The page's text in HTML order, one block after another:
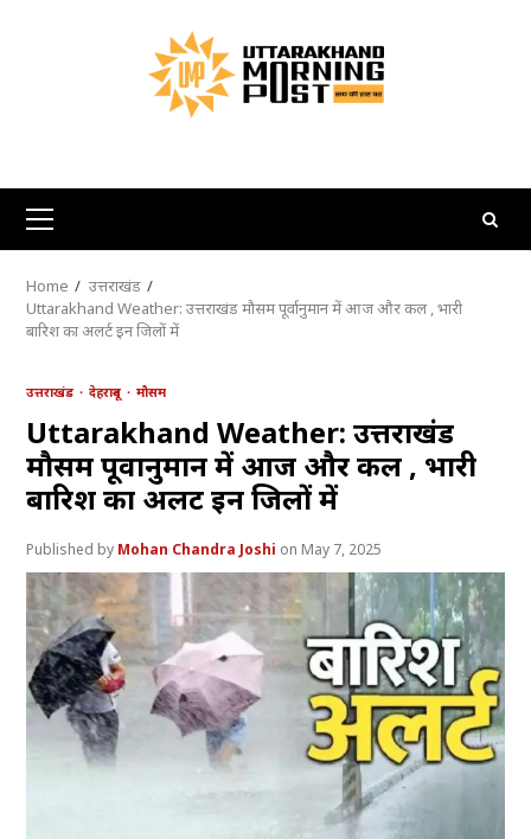
Primary
Menu
Home
उत्तराखंड
Uttarakhand Weather: उत्तराखंड मौसम पूर्वानुमान में आज और कल , भारी
बारिश का अलर्ट इन जिलों में
उत्तराखंड देहरादून मौसम
Uttarakhand Weather: उत्तराखंड
मौसम पूर्वानुमान में आज और कल , भारी
बारिश का अलर्ट इन जिलों में
Mohan Chandra Joshi May 7, 2025